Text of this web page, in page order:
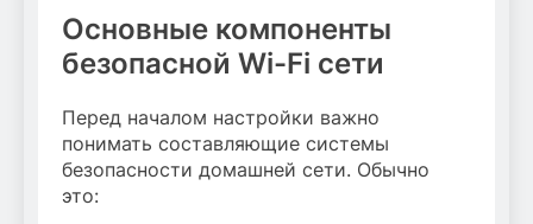
Основные компоненты
безопасной Wi-Fi сети
Перед началом настройки важно
понимать составляющие системы
безопасности домашней сети. Обычно
это: